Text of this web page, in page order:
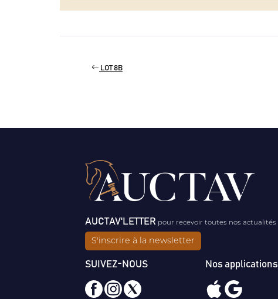
LOT 8B
AUCTAV'LETTER pour recevoir toutes nos actualités
S'inscrire à la newsletter
SUIVEZ-NOUS Nos applications